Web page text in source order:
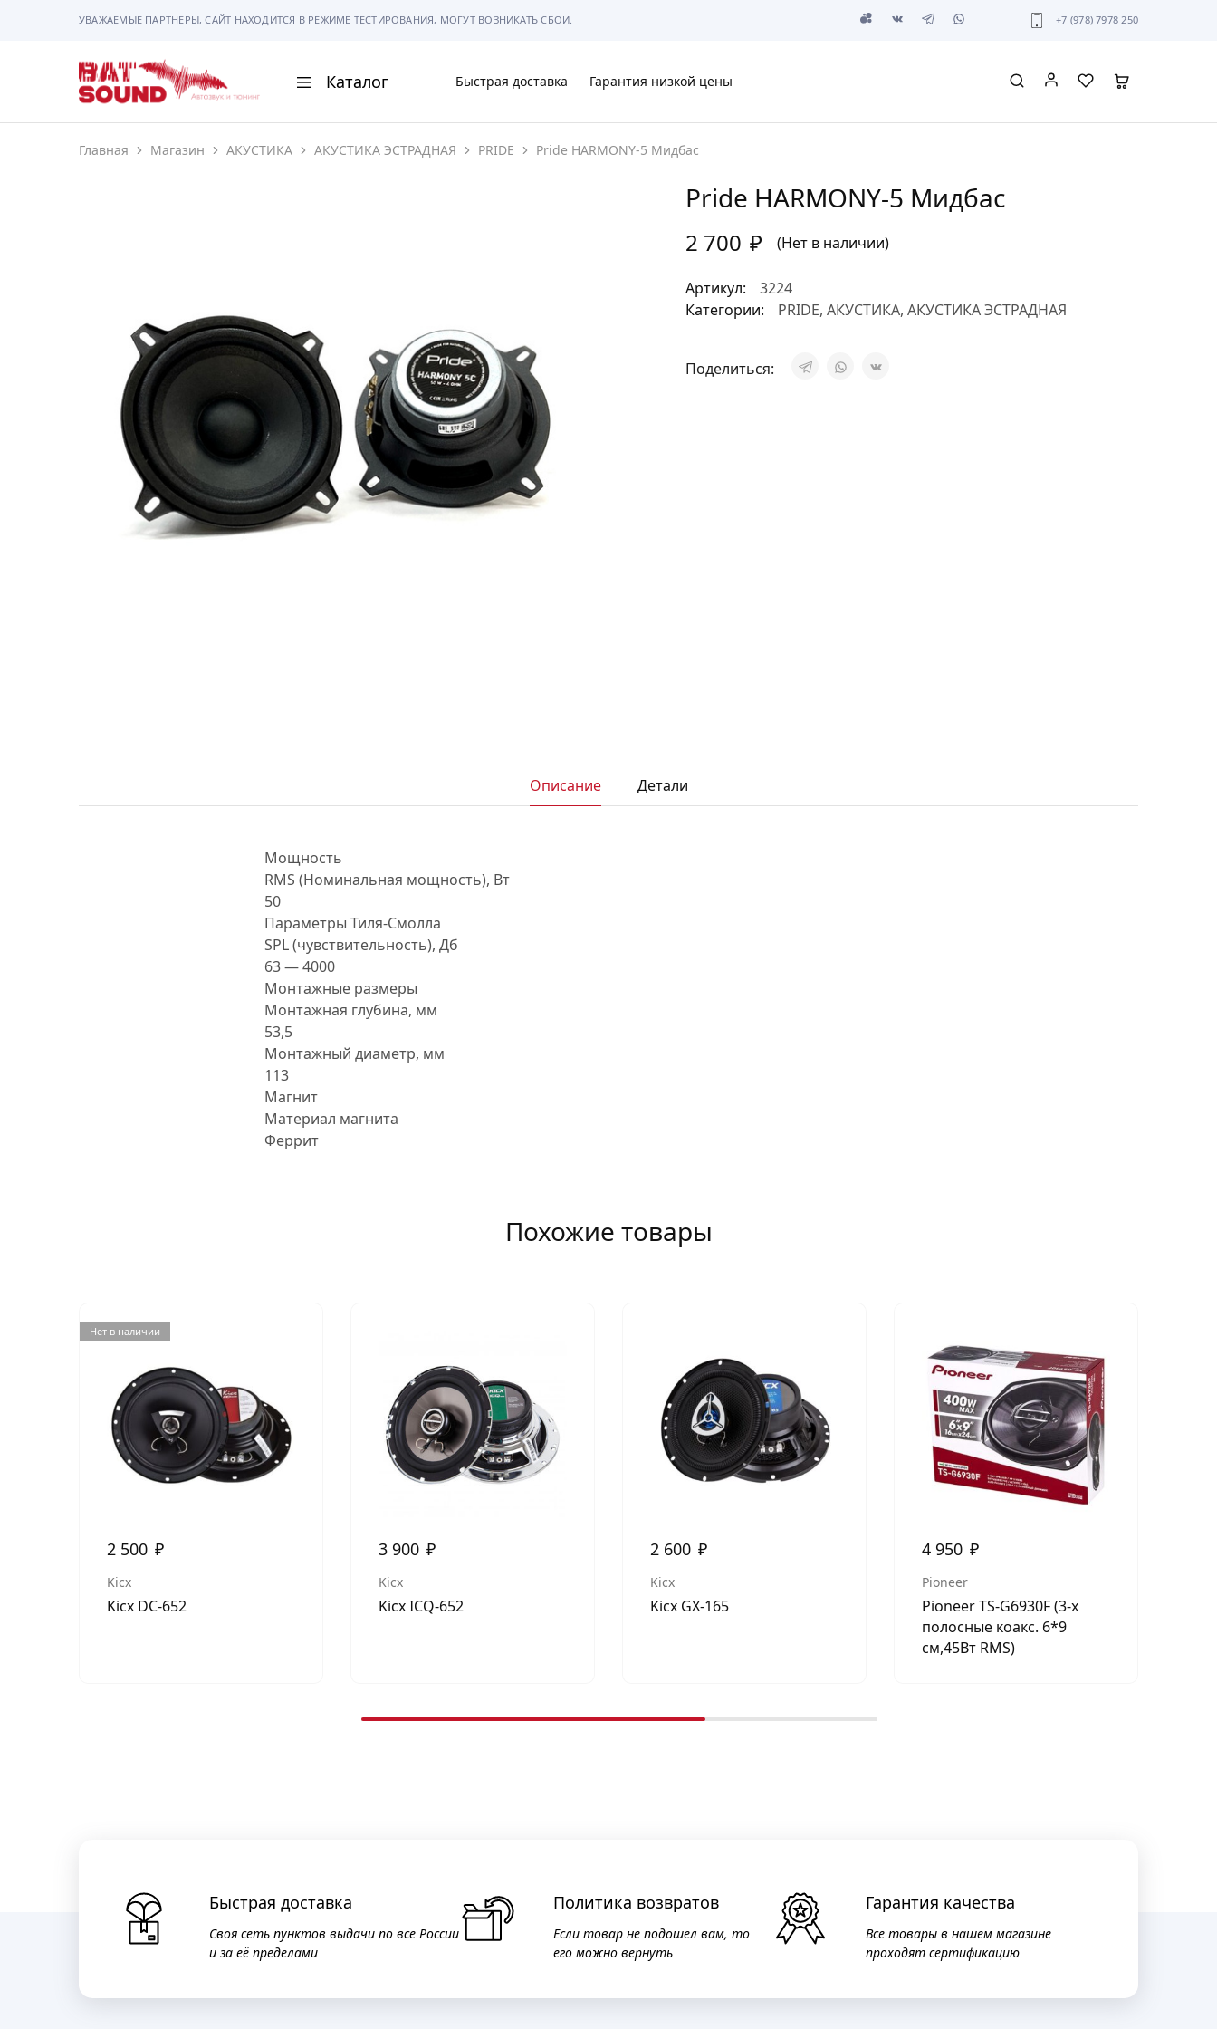
УВАЖАЕМЫЕ ПАРТНЕРЫ, САЙТ НАХОДИТСЯ В РЕЖИМЕ ТЕСТИРОВАНИЯ, МОГУТ ВОЗНИКАТЬ СБОИ. +7 (978) 7978 250
BAT
Sound
Каталог
АВТОМАГНИТОЛЫ
СИГНАЛИЗАЦИИ
ПОМОЩЬ ПРИ ПАРКОВКЕ
МУЗЫКАЛЬНЫЕ АКСЕССУАРЫ
АВТОУСИЛИТЕЛИ
САБВУФЕРЫ
Быстрая доставка Гарантия низкой цены
Главная Магазин АКУСТИКА АКУСТИКА ЭСТРАДНАЯ PRIDE Pride HARMONY-5 Мидбас
Pride HARMONY-5 Мидбас
2 700 ₽ (Нет в наличии)
Артикул:
3224
Категории:
PRIDE, АКУСТИКА, АКУСТИКА ЭСТРАДНАЯ
Поделиться:
Описание Детали
Мощность
RMS (Номинальная мощность), Вт
50
Параметры Тиля-Смолла
SPL (чувствительность), Дб
63 — 4000
Монтажные размеры
Монтажная глубина, мм
53,5
Монтажный диаметр, мм
113
Магнит
Материал магнита
Феррит
Похожие товары
Нет в наличии
2 500 ₽
Kicx
Kicx DC-652
3 900 ₽
Kicx
Kicx ICQ-652
2 600 ₽
Kicx
Kicx GX-165
4 950 ₽
Pioneer
Pioneer TS-G6930F (3-х
полосные коакс. 6*9
см,45Вт RMS)
Быстрая доставка
Своя сеть пунктов выдачи по все России
и за её пределами
Политика возвратов
Если товар не подошел вам, то
его можно вернуть
Гарантия качества
Все товары в нашем магазине
проходят сертификацию